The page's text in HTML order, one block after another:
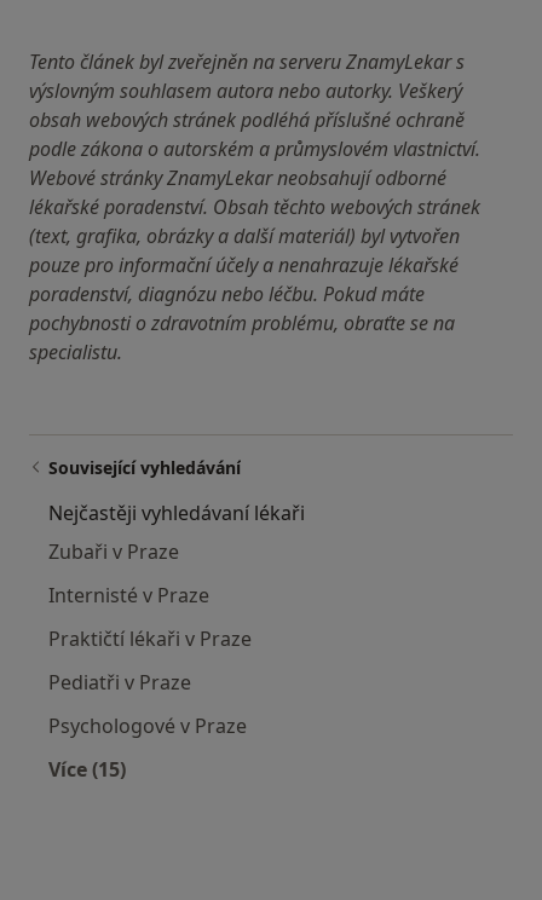
Tento článek byl zveřejněn na serveru ZnamyLekar s
výslovným souhlasem autora nebo autorky. Veškerý
obsah webových stránek podléhá příslušné ochraně
podle zákona o autorském a průmyslovém vlastnictví.
Webové stránky ZnamyLekar neobsahují odborné
lékařské poradenství. Obsah těchto webových stránek
(text, grafika, obrázky a další materiál) byl vytvořen
pouze pro informační účely a nenahrazuje lékařské
poradenství, diagnózu nebo léčbu. Pokud máte
pochybnosti o zdravotním problému, obraťte se na
specialistu.
Související vyhledávání
Nejčastěji vyhledávaní lékaři
Zubaři v Praze
Internisté v Praze
Praktičtí lékaři v Praze
Pediatři v Praze
Psychologové v Praze
Více (15)